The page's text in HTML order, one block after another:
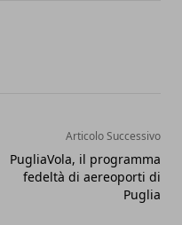
Articolo Successivo
PugliaVola, il programma
fedeltà di aereoporti di
Puglia